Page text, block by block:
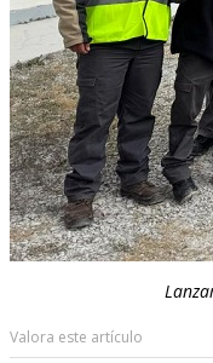
Valora este artículo